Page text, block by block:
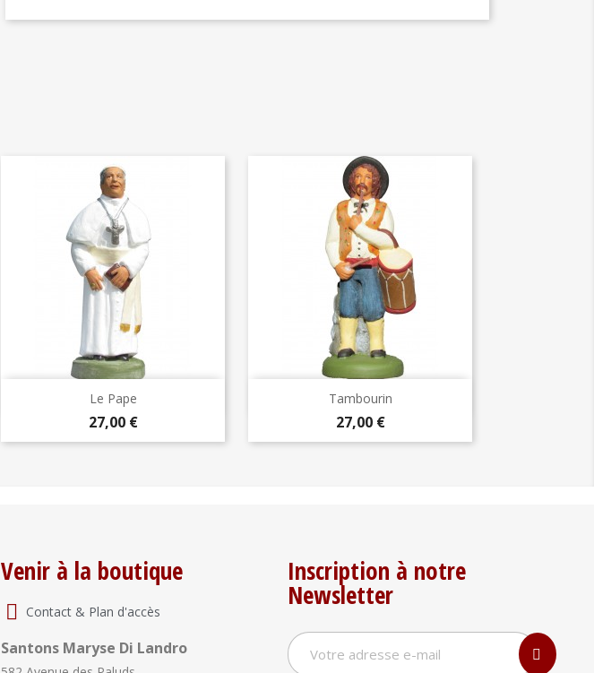
Le Pape
Prix
27,00 €
Aperçu rapide Tambourin
Prix
27,00 €
Aperçu rapide
Venir à la boutique
Contact & Plan d'accès
Santons Maryse Di Landro
Inscription à notre
Newsletter